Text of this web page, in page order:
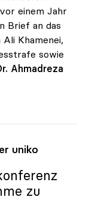
einem Jahr
Brief an das
Khamenei,
sowie
Ahmadreza
Forscher
uniko
zu